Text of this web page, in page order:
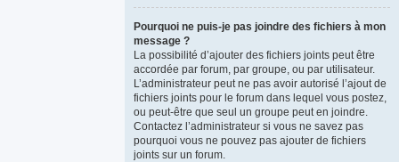
Pourquoi ne puis-je pas joindre des fichiers à mon
message ?
La possibilité d’ajouter des fichiers joints peut être
accordée par forum, par groupe, ou par utilisateur.
L’administrateur peut ne pas avoir autorisé l’ajout de
fichiers joints pour le forum dans lequel vous postez,
ou peut-être que seul un groupe peut en joindre.
Contactez l’administrateur si vous ne savez pas
pourquoi vous ne pouvez pas ajouter de fichiers
joints sur un forum.